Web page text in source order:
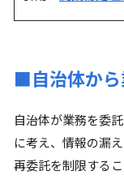
■自治体から
自治体が業務を委
に考え、情報の漏
再委託を制限するこ